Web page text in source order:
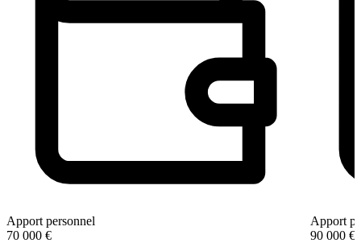
Apport personnel
70 000 €
Apport
90 000 €